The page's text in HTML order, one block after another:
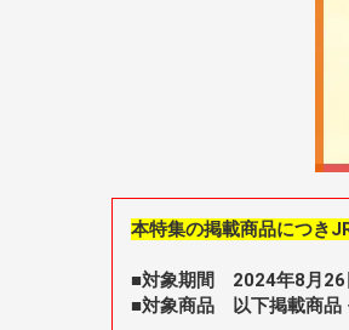
本特集の掲載商品につき
■対象期間 2024年8月26
■対象商品 以下掲載商品